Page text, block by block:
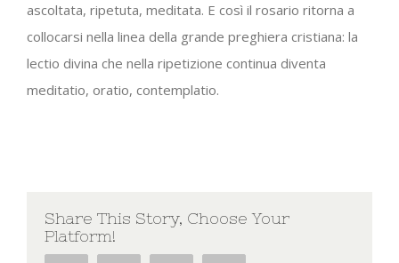
ascoltata, ripetuta, meditata. E così il rosario ritorna a
collocarsi nella linea della grande preghiera cristiana: la
lectio divina che nella ripetizione continua diventa
meditatio, oratio, contemplatio.
Share This Story, Choose Your
Platform!